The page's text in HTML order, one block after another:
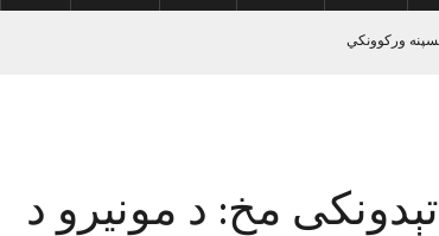
ورکوونکي
مخ: د مونیرو د